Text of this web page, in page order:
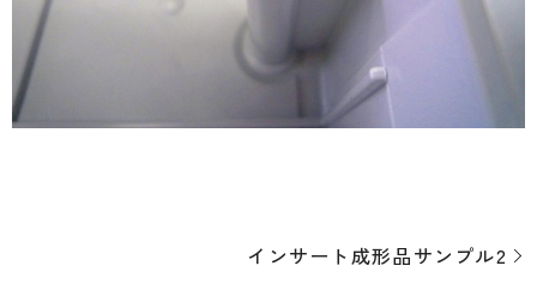
インサート成形品サンプル2